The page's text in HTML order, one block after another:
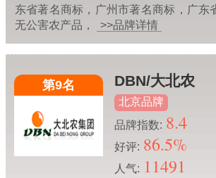
东省著名商标，广州市著名商标，广东
无公害农产品，
>>品牌详情
第9名 DBN/大北农
北京品牌
品牌指数: 8.4
好评: 86.5%
人气: 11491